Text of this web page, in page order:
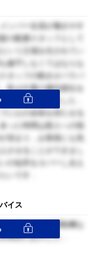
ンバー全員が働きやす
の配膳スタッフとして
厳守しなくてはならな
タッフの動きがバラバ
私は仕事の優先順位を
指示を心掛けました．
に心の余裕を持たせる
った時間は新人への指
させることができまし
の短所をカバーし合え
いです．
イス
ンターンの志望動機な
体的に記入した．